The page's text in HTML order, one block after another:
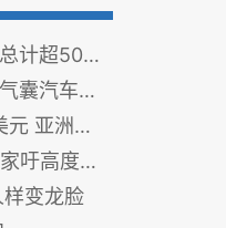
超5000人
召回范围
最大市场
高度警惕
变龙脸